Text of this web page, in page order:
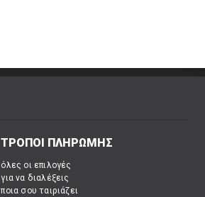
ΤΡΟΠΟΙ ΠΛΗΡΩΜΗΣ
όλες οι επιλογές
για να διαλέξεις
ποια σου ταιριάζει